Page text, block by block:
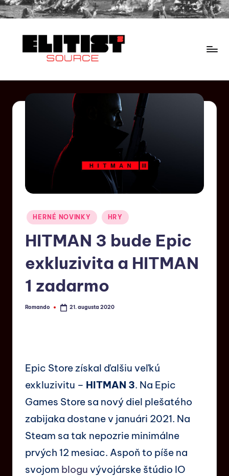
HERNÉ NOVINKY HRY
HITMAN 3 bude Epic
exkluzivita a HITMAN
1 zadarmo
Romando 21. augusta 2020
Epic Store získal ďalšiu veľkú
exkluzivitu – HITMAN 3. Na Epic
Games Store sa nový diel plešatého
zabijaka dostane v januári 2021. Na
Steam sa tak nepozrie minimálne
prvých 12 mesiac. Aspoň to píše na
svojom blogu vývojárske štúdio IO